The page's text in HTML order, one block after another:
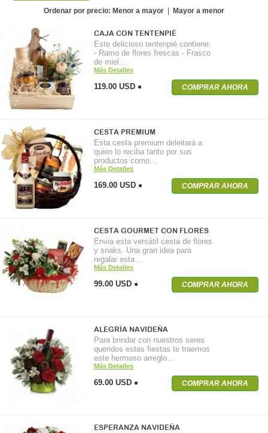
Ordenar por precio: Menor a mayor Mayor a menor
CAJA CON TENTENPIÉ
Este delicioso tentenpié contiene:
- Ramo de flores frescas - Frasco
de miel…
Más Detalles
119.00 USD COMPRAR AHORA
CESTA PREMIUM
Esta cesta premium deleitará a
quien lo reciba tanto por sus
productos como…
Más Detalles
169.00 USD COMPRAR AHORA
CESTA GOURMET CON FLORES
Envia esta versátil cesta de flores
y snaks. Una gran idea para
regalar esta…
Más Detalles
99.00 USD COMPRAR AHORA
ALEGRÍA NAVIDEÑA
Para brindar con nuestros seres
queridos estas fiestas te traemos
este hermoso arreglo…
Más Detalles
69.00 USD COMPRAR AHORA
ESPERANZA NAVIDEÑA